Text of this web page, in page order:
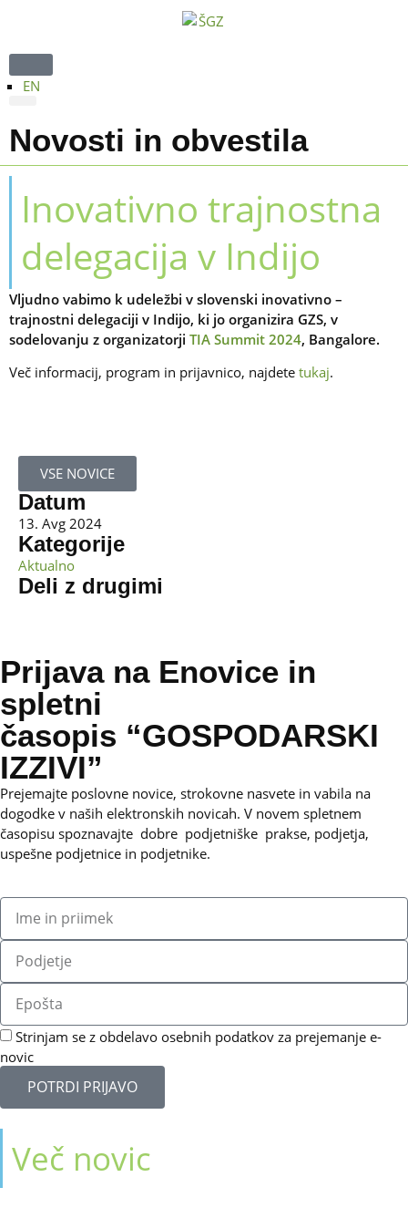
EN
Novosti in obvestila
VSE NOVICE
Datum
13. Avg 2024
Kategorije
Aktualno
Deli z drugimi
Inovativno trajnostna
delegacija v Indijo
Vljudno vabimo k udeležbi v slovenski inovativno –
trajnostni delegaciji v Indijo, ki jo organizira GZS, v
sodelovanju z organizatorji TIA Summit 2024, Bangalore.
Več informacij, program in prijavnico, najdete tukaj.
Prijava na Enovice in
spletni
časopis “GOSPODARSKI
IZZIVI”
Prejemajte poslovne novice, strokovne nasvete in vabila na
dogodke v naših elektronskih novicah. V novem spletnem
časopisu spoznavajte dobre podjetniške prakse, podjetja,
uspešne podjetnice in podjetnike.
Strinjam se z obdelavo osebnih podatkov za prejemanje e-
novic
POTRDI PRIJAVO
Več novic